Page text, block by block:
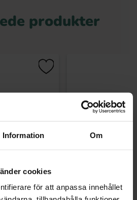
Information Om
cookies
för att anpassa innehållet
produkter
Sour 45g Laffy Taffy